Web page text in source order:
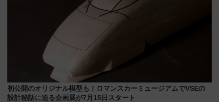
初公開のオリジナル模型も！ロマンスカーミュージアムでVSEの
設計秘話に迫る企画展が7月15日スタート